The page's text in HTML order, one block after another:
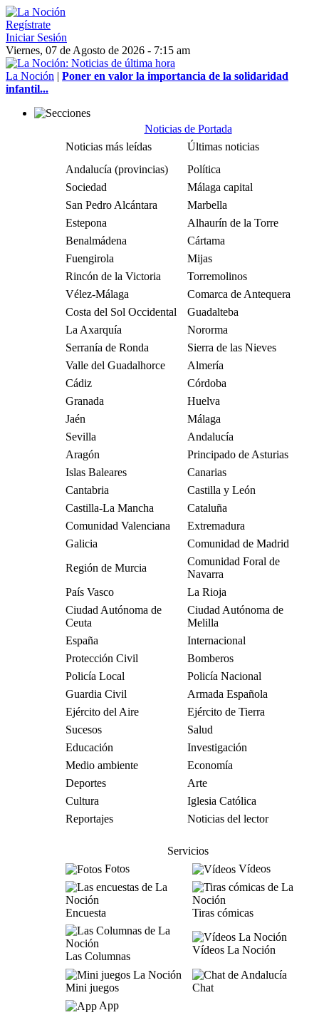
Regístrate
Iniciar Sesión
Viernes, 07 de Agosto de 2026 - 7:15 am
La Noción | Poner en valor la importancia de la solidaridad
infantil...
Noticias de Portada
Noticias más leídas
Últimas noticias
Andalucía (provincias)
Política
Sociedad
Málaga capital
San Pedro Alcántara
Marbella
Estepona
Alhaurín de la Torre
Benalmádena
Cártama
Fuengirola
Mijas
Rincón de la Victoria
Torremolinos
Vélez-Málaga
Comarca de Antequera
Costa del Sol Occidental
Guadalteba
La Axarquía
Nororma
Serranía de Ronda
Sierra de las Nieves
Valle del Guadalhorce
Almería
Cádiz
Córdoba
Granada
Huelva
Jaén
Málaga
Sevilla
Andalucía
Aragón
Principado de Asturias
Islas Baleares
Canarias
Cantabria
Castilla y León
Castilla-La Mancha
Cataluña
Comunidad Valenciana
Extremadura
Galicia
Comunidad de Madrid
Región de Murcia
Comunidad Foral de
Navarra
País Vasco
La Rioja
Ciudad Autónoma de
Ceuta
Ciudad Autónoma de
Melilla
España
Internacional
Protección Civil
Bomberos
Policía Local
Policía Nacional
Guardia Civil
Armada Española
Ejército del Aire
Ejército de Tierra
Sucesos
Salud
Educación
Investigación
Medio ambiente
Economía
Deportes
Arte
Cultura
Iglesia Católica
Reportajes
Noticias del lector
Servicios
Fotos
Vídeos
Encuesta Tiras cómicas
Las Columnas
Vídeos La Noción
Mini juegos
Chat
App